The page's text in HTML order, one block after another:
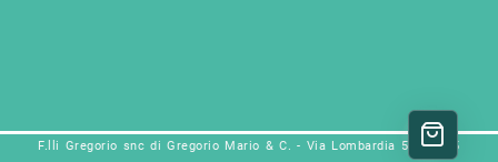
F.lli Gregorio snc di Gregorio Mario & C. - Via Lombardia 5a, 25025